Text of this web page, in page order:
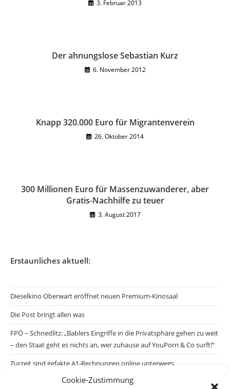
Cookie-Zustimmung
3. Februar 2013
Der ahnungslose Sebastian Kurz
6. November 2012
Knapp 320.000 Euro für Migrantenverein
26. Oktober 2014
300 Millionen Euro für Massenzuwanderer, aber
Gratis-Nachhilfe zu teuer
3. August 2017
Erstaunliches aktuell:
Dieselkino Oberwart eröffnet neuen Premium-Kinosaal
Die Post bringt allen was
FPÖ – Schnedlitz: „Bablers Eingriffe in die Privatsphäre gehen zu weit
– den Staat geht es nichts an, wer zuhause auf YouPorn & Co surft!“
Zurzeit sind gefakte A1-Rechnungen online unterwegs
Salzburgs Juden und ihre Sicherheit: „Erst nach einem Anschlag wäre